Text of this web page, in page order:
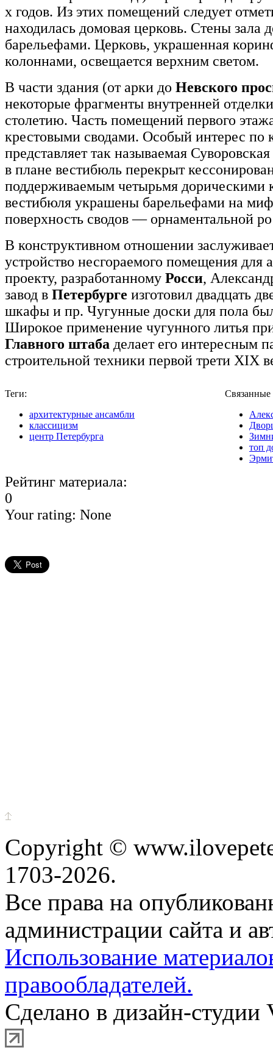
х годов. Из этих помещений следует
находилась домовая церковь. Стены зала
барельефами. Церковь, украшенная
колоннами, освещается верхним светом.
В части здания (от арки до Невского
некоторые фрагменты внутренней
столетию. Часть помещений первого
крестовыми сводами. Особый интерес по
представляет так называемая
в плане вестибюль перекрыт
поддерживаемым четырьмя дорическими
вестибюля украшены барельефами на
поверхность сводов — орнаментальной
В конструктивном отношении
устройство несгораемого помещения для
проекту, разработанному Росси,
завод в Петербурге изготовил двадцать
шкафы и пр. Чугунные доски для пола
Широкое применение чугунного литья
Главного штаба делает его интересным
строительной техники первой трети XIX
Теги:
архитектурные ансамбли
классицизм
центр Петербурга
топ
Рейтинг материала:
0
Your rating: None
Copyright ©
1703-2026.
Все права на
администрации сайта и
Использование
правообладателей.
Сделано в дизайн-студии